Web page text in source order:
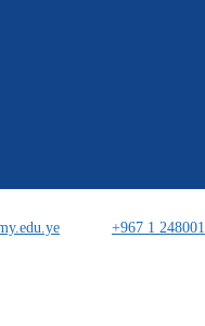
+967 1 248001